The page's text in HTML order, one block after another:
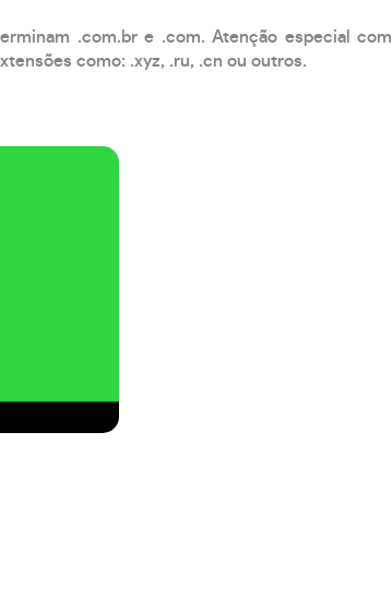
.com.br e .com. Atenção especial com
como: .xyz, .ru, .cn ou outros.